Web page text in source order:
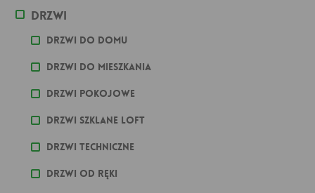
Drzwi
Drzwi do domu
Drzwi do mieszkania
Drzwi pokojowe
Drzwi szklane loft
Drzwi techniczne
Drzwi od ręki